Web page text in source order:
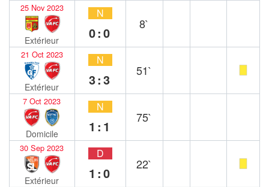
25 Nov 2023
Extérieur
N
0:0
8`
21 Oct 2023
Extérieur
N
3:3
51`
7 Oct 2023
Domicile
N
1:1
75`
30 Sep 2023
Extérieur
D
1:0
22`